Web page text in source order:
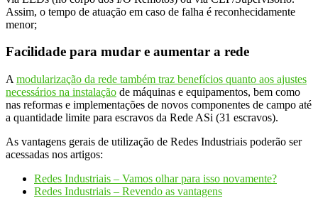
Assim, o tempo de atuação em caso de falha é reconhecidamente
menor;
Facilidade para mudar e aumentar a rede
A modularização da rede também traz benefícios quanto aos ajustes
necessários na instalação de máquinas e equipamentos, bem como
nas reformas e implementações de novos componentes de campo até
a quantidade limite para escravos da Rede ASi (31 escravos).
As vantagens gerais de utilização de Redes Industriais poderão ser
acessadas nos artigos:
Redes Industriais – Vamos olhar para isso novamente?
Redes Industriais – Revendo as vantagens